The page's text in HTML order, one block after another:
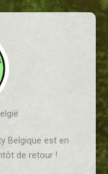
Belgique est en
de retour !